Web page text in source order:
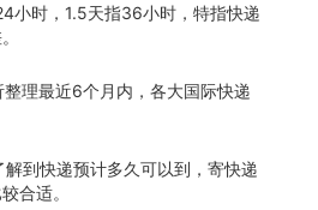
小时，1.5天指36小时，特指快递
理最近6个月内，各大国际快递
到快递预计多久可以到，寄快递
合适。